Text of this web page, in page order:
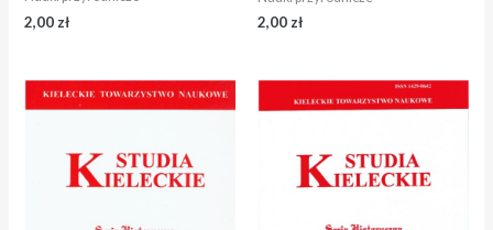
2,00 zł 2,00 zł